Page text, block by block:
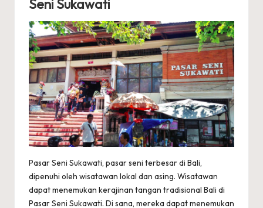
Seni Sukawati
Pasar Seni Sukawati, pasar seni terbesar di Bali,
dipenuhi oleh wisatawan lokal dan asing. Wisatawan
dapat menemukan kerajinan tangan tradisional Bali di
Pasar Seni Sukawati. Di sana, mereka dapat menemukan